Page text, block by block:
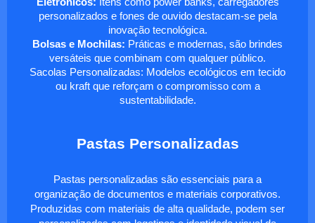
Eletrônicos: Itens como power banks, carregadores
personalizados e fones de ouvido destacam-se pela
inovação tecnológica.
Bolsas e Mochilas: Práticas e modernas, são brindes
versáteis que combinam com qualquer público.
Sacolas Personalizadas: Modelos ecológicos em tecido
ou kraft que reforçam o compromisso com a
sustentabilidade.
Pastas Personalizadas
Pastas personalizadas são essenciais para a
organização de documentos e materiais corporativos.
Produzidas com materiais de alta qualidade, podem ser